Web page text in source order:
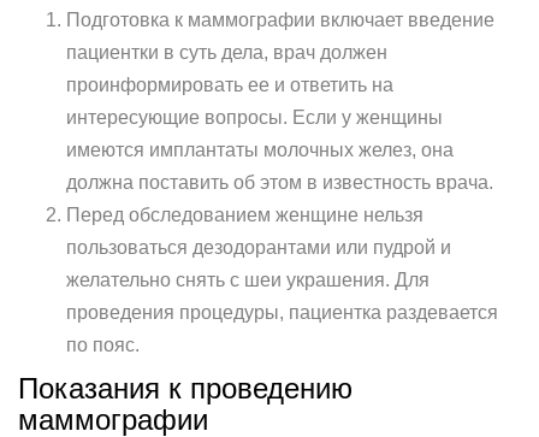
Подготовка к маммографии включает введение
пациентки в суть дела, врач должен
проинформировать ее и ответить на
интересующие вопросы. Если у женщины
имеются имплантаты молочных желез, она
должна поставить об этом в известность врача.
Перед обследованием женщине нельзя
пользоваться дезодорантами или пудрой и
желательно снять с шеи украшения. Для
проведения процедуры, пациентка раздевается
по пояс.
Показания к проведению
маммографии